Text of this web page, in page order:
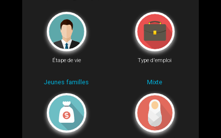
Étape de vie
Jeunes familles
Type d'emploi
Mixte